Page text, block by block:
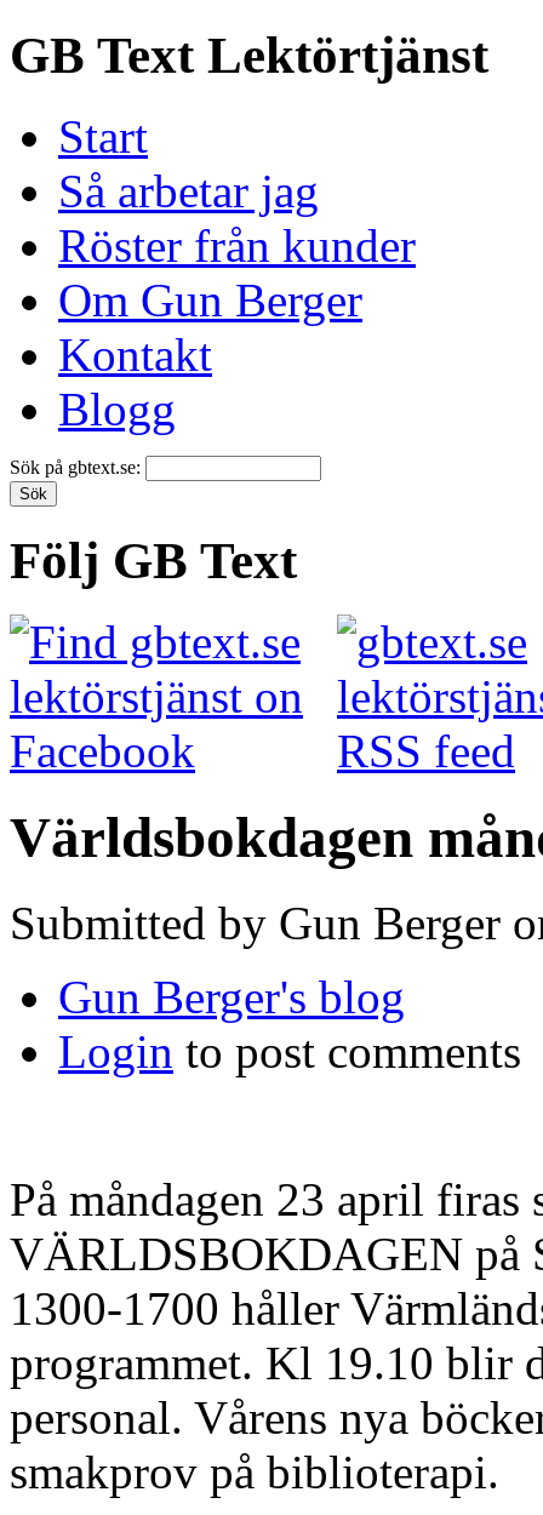
GB Text Lektörtjänst
Start
Så arbetar jag
Röster från kunder
Om Gun Berger
Kontakt
Blogg
Sök på gbtext.se:
Följ GB Text
Världsbokdagen
Submitted by Gun Berger
Gun Berger's blog
Login to post comments
På måndagen 23 april firas
VÄRLDSBOKDAGEN på
1300-1700 håller
programmet. Kl 19.10 blir
personal. Vårens nya
smakprov på biblioterapi.